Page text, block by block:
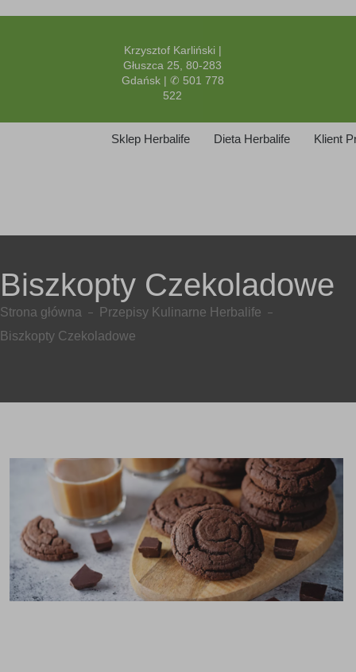
Krzysztof Karliński |
Głuszca 25, 80-283
Gdańsk | ✆ 501 778
522
Sklep Herbalife Dieta Herbalife Klient
Biszkopty Czekoladowe
Strona główna
Przepisy Kulinarne Herbalife
Biszkopty Czekoladowe